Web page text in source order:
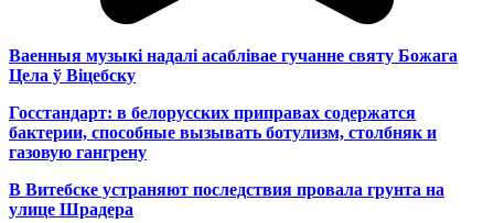
Ваенныя музыкі надалі асаблівае гучанне святу Божага
Цела ў Віцебску
Госстандарт: в белорусских приправах содержатся
бактерии, способные вызывать ботулизм, столбняк и
газовую гангрену
В Витебске устраняют последствия провала грунта на
улице Шрадера